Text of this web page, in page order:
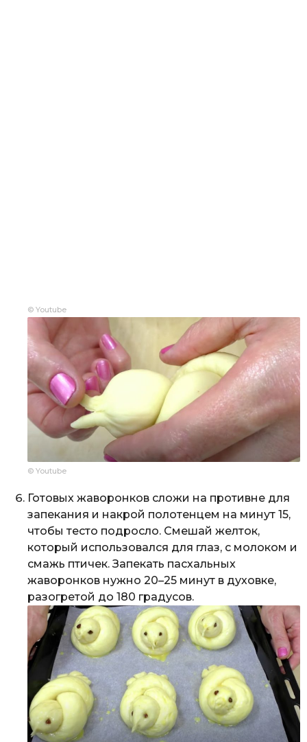
© Youtube
© Youtube
Готовых жаворонков сложи на противне для
запекания и накрой полотенцем на минут 15,
чтобы тесто подросло. Смешай желток,
который использовался для глаз, с молоком и
смажь птичек. Запекать пасхальных
жаворонков нужно 20–25 минут в духовке,
разогретой до 180 градусов.